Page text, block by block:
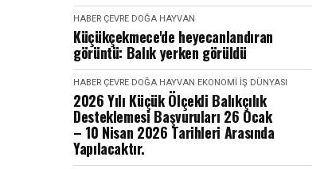
HABER ÇEVRE DOĞA HAYVAN
Küçükçekmece'de heyecanlandıran
görüntü: Balık yerken görüldü
HABER ÇEVRE DOĞA HAYVAN EKONOMI İŞ DÜNYASI
2026 Yılı Küçük Ölçekli Balıkçılık
Desteklemesi Başvuruları 26 Ocak
– 10 Nisan 2026 Tarihleri Arasında
Yapılacaktır.